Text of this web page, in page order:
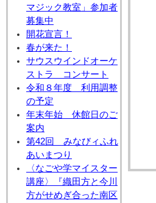
マジック教室」参加者
募集中
開花宣言！
春が来た！
サウスウインドオーケ
ストラ コンサート
令和８年度 利用調整
の予定
年末年始 休館日のご
案内
第42回 みなびィふれ
あいまつり
〈なごや学マイスター
講座〉『織田方と今川
方がせめぎ合った南区